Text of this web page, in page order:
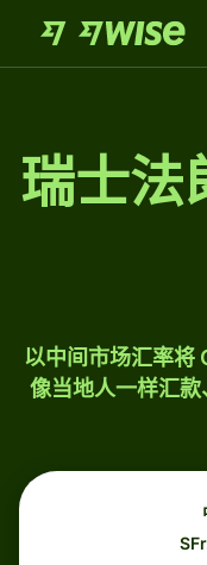
瑞士法
以中间市场汇率将
像当地人一样汇款